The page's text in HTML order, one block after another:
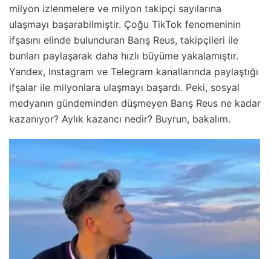
milyon izlenmelere ve milyon takipçi sayılarına
ulaşmayı başarabilmiştir. Çoğu TikTok fenomeninin
ifşasını elinde bulunduran Barış Reus, takipçileri ile
bunları paylaşarak daha hızlı büyüme yakalamıştır.
Yandex, Instagram ve Telegram kanallarında paylaştığı
ifşalar ile milyonlara ulaşmayı başardı. Peki, sosyal
medyanın gündeminden düşmeyen Barış Reus ne kadar
kazanıyor? Aylık kazancı nedir? Buyrun, bakalım.